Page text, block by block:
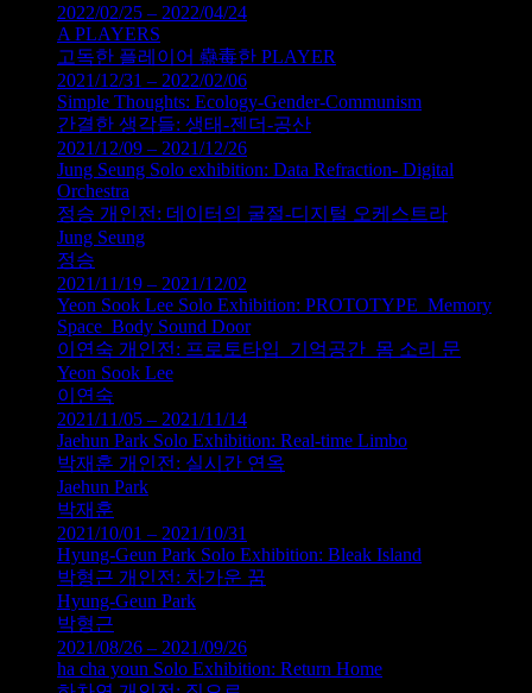
2022/02/25 – 2022/04/24
A PLAYERS
고독한 플레이어 蠱毒한 PLAYER
2021/12/31 – 2022/02/06
Simple Thoughts: Ecology-Gender-Communism
간결한 생각들: 생태-젠더-공산
2021/12/09 – 2021/12/26
Jung Seung Solo exhibition: Data Refraction- Digital
Orchestra
정승 개인전: 데이터의 굴절-디지털 오케스트라
Jung Seung
정승
2021/11/19 – 2021/12/02
Yeon Sook Lee Solo Exhibition: PROTOTYPE_Memory
Space_Body Sound Door
이연숙 개인전: 프로토타입_기억공간_몸 소리 문
Yeon Sook Lee
이연숙
2021/11/05 – 2021/11/14
Jaehun Park Solo Exhibition: Real-time Limbo
박재훈 개인전: 실시간 연옥
Jaehun Park
박재훈
2021/10/01 – 2021/10/31
Hyung-Geun Park Solo Exhibition: Bleak Island
박형근 개인전: 차가운 꿈
Hyung-Geun Park
박형근
2021/08/26 – 2021/09/26
ha cha youn Solo Exhibition: Return Home